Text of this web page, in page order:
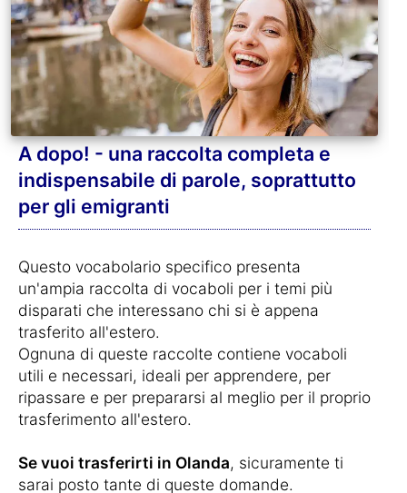
A dopo! - una raccolta completa e
indispensabile di parole, soprattutto
per gli emigranti
Questo vocabolario specifico presenta
un'ampia raccolta di vocaboli per i temi più
disparati che interessano chi si è appena
trasferito all'estero.
Ognuna di queste raccolte contiene vocaboli
utili e necessari, ideali per apprendere, per
ripassare e per prepararsi al meglio per il proprio
trasferimento all'estero.
Se vuoi trasferirti in Olanda, sicuramente ti
sarai posto tante di queste domande.